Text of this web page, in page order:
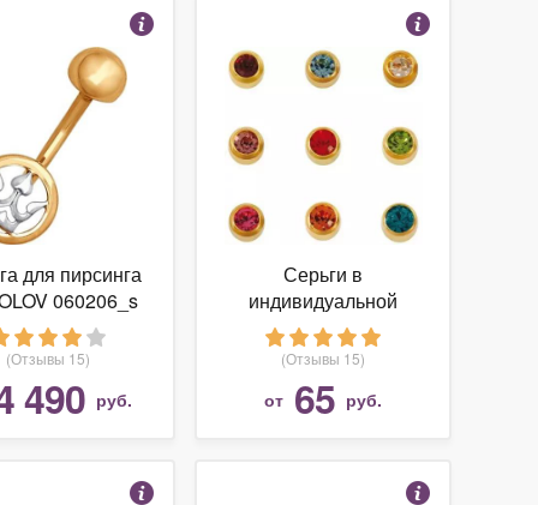
для пирсинга
060206_s
(Отзывы 15)
490 руб.
Серьги в
индивидуальной
упаковке с
искусственными
камнями
(Отзывы 15)
от 65 руб.